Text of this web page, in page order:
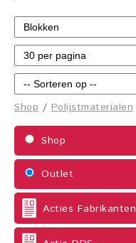
Shop /Polijstmaterialen
Shop
Outlet
Acties Fabrikanten